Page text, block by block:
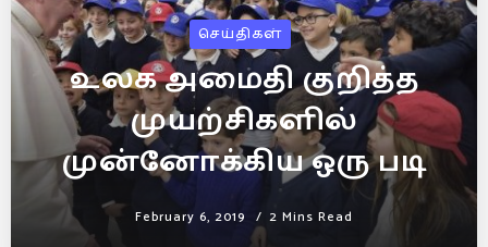
செய்திகள்
உலக அமைதி குறித்த
முயற்சிகளில்
முன்னோக்கிய ஒரு படி
February 6, 2019 2 Mins Read